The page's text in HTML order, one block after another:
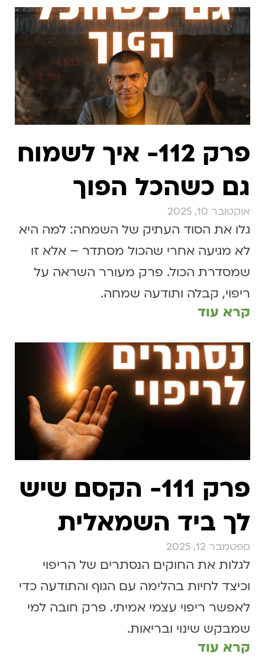
פרק 112- איך לשמוח
גם כשהכל הפוך
אוקטובר 10, 2025
גלו את הסוד העתיק של השמחה: למה היא
לא מגיעה אחרי שהכול מסתדר – אלא זו
שמסדרת הכול. פרק מעורר השראה על
ריפוי, קבלה ותודעה שמחה.
קרא עוד
פרק 111- הקסם שיש
לך ביד השמאלית
ספטמבר 12, 2025
לגלות את החוקים הנסתרים של הריפוי
וכיצד לחיות בהלימה עם הגוף והתודעה כדי
לאפשר ריפוי עצמי אמיתי. פרק חובה למי
שמבקש שינוי ובריאות.
קרא עוד